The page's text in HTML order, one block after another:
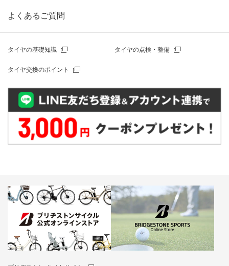
よくあるご質問
タイヤの基礎知識 タイヤの点検・整備
タイヤ交換のポイント